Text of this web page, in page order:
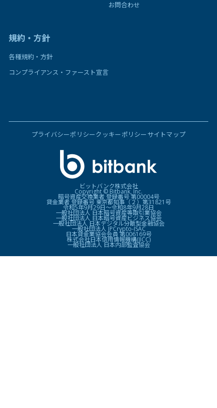
お問合わせ
規約・方針
各種規約・方針
コンプライアンス・ファースト宣言
プライバシーポリシークッキーポリシーサイトマップ
ビットバンク株式会社
Copyright © Bitbank, Inc.
暗号資産交換業者 登録番号 第00004号
貸金業者 登録番号 東京都知事（２）第31821号
令和5年9月29日〜令和8年9月28日
一般社団法人 日本暗号資産等取引業協会
一般社団法人 日本暗号資産ビジネス協会
一般社団法人 日本デジタル分散型金融協会
一般社団法人 JPCrypto-ISAC
日本貸金業協会会員 第006169号
株式会社日本信用情報機構(JICC)
一般社団法人 日本内部監査協会